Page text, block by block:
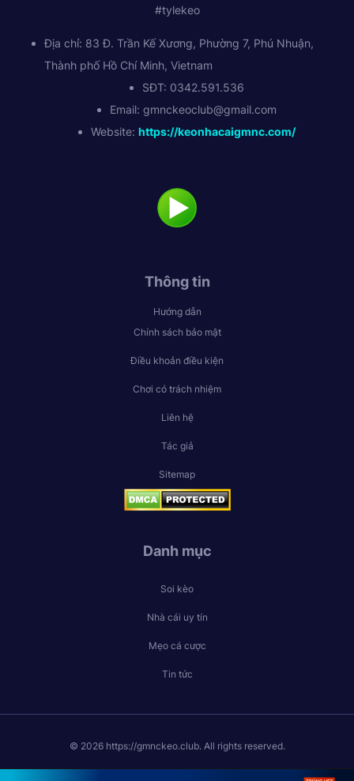
#tylekeo
Địa chỉ: 83 Đ. Trần Kế Xương, Phường 7, Phú Nhuận,
Thành phố Hồ Chí Minh, Vietnam
SĐT: 0342.591.536
Email: gmnckeoclub@gmail.com
Website: https://keonhacaigmnc.com/
Thông tin
Hướng dẫn
Chính sách bảo mật
Điều khoản điều kiện
Chơi có trách nhiệm
Liên hệ
Tác giả
Sitemap
Danh mục
Soi kèo
Nhà cái uy tín
Mẹo cá cược
Tin tức
© 2026 https://gmnckeo.club. All rights reserved.